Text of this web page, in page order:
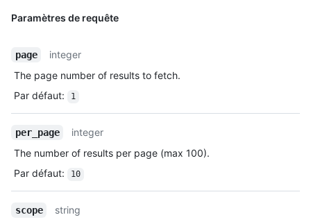
Paramètres de requête
page
integer
The page number of results to fetch.
Par défaut: 1
per_page
integer
The number of results per page (max 100).
Par défaut: 10
scope
string